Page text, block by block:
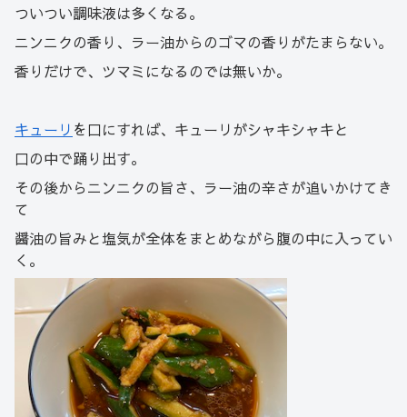
ついつい調味液は多くなる。
ニンニクの香り、ラー油からのゴマの香りがたまらない。
香りだけで、ツマミになるのでは無いか。
キューリ を口にすれば、キューリがシャキシャキと
口の中で踊り出す。
その後からニンニクの旨さ、ラー油の辛さが追いかけてき
て
醤油の旨みと塩気が全体をまとめながら腹の中に入ってい
く。